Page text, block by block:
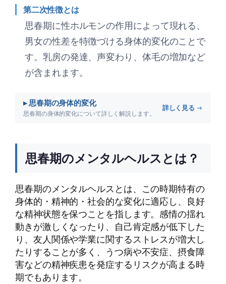
第二次性徴とは
思春期に性ホルモンの作用によって現れる、
男女の性差を特徴づける身体的変化のことで
す。乳房の発達、声変わり、体毛の増加など
が含まれます。
▸ 思春期の身体的変化
思春期の身体的変化について詳しく解説します。
詳しく見る →
思春期のメンタルヘルスとは？
思春期のメンタルヘルスとは、この時期特有の
身体的・精神的・社会的な変化に適応し、良好
な精神状態を保つことを指します。感情の揺れ
動きが激しくなったり、自己肯定感が低下した
り、友人関係や学業に関するストレスが増大し
たりすることが多く、うつ病や不安症、摂食障
害などの精神疾患を発症するリスクが高まる時
期でもあります。